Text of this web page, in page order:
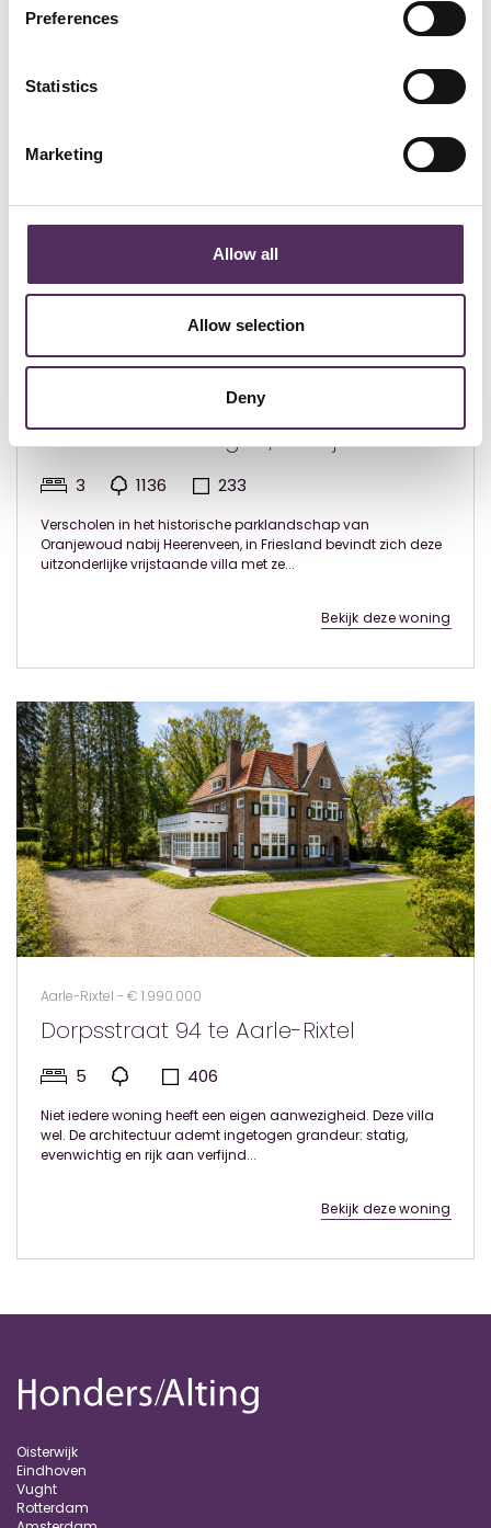
Preferences
Statistics
Marketing
Allow all
Allow selection
Deny
GERELATEERD
Bekijk deze woningen ook eens.
Prins Bernhardweg 73, Oranjewoud
3 1136 233
Verscholen in het historische parklandschap van
Oranjewoud nabij Heerenveen, in Friesland bevindt zich deze
uitzonderlijke vrijstaande villa met ze...
Bekijk deze woning
Aarle-Rixtel - € 1.990.000
Dorpsstraat 94 te Aarle-Rixtel
5 406
Niet iedere woning heeft een eigen aanwezigheid. Deze villa
wel. De architectuur ademt ingetogen grandeur: statig,
evenwichtig en rijk aan verfijnd...
Bekijk deze woning
Oisterwijk
Eindhoven
Vught
Rotterdam